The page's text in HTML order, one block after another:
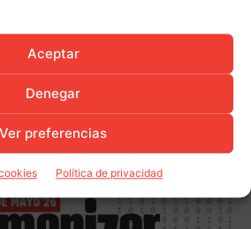
Aceptar
Denegar
Ver preferencias
Política de privacidad